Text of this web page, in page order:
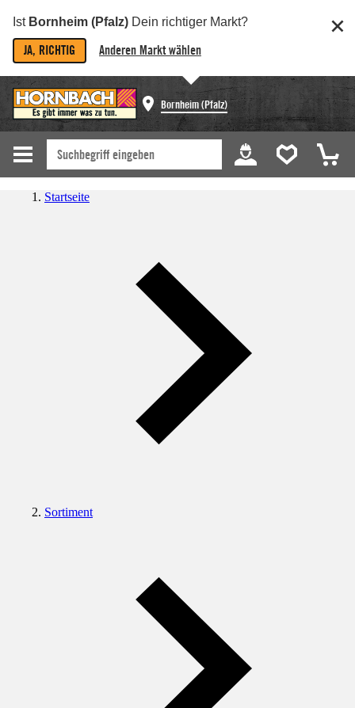
Ist Bornheim (Pfalz) Dein richtiger Markt?
JA, RICHTIG Anderen Markt wählen
Bornheim (Pfalz)
Startseite
Sortiment